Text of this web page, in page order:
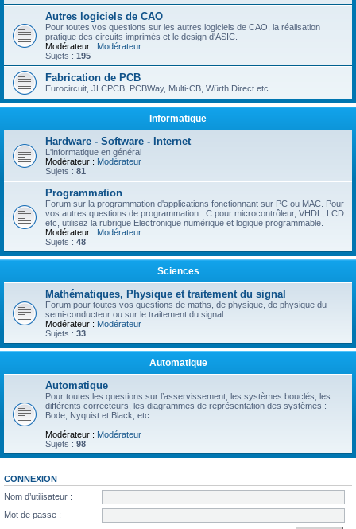
Autres logiciels de CAO
Pour toutes vos questions sur les autres logiciels de CAO, la réalisation
pratique des circuits imprimés et le design d'ASIC.
Modérateur : Modérateur
Sujets : 195
Fabrication de PCB
Eurocircuit, JLCPCB, PCBWay, Multi-CB, Würth Direct etc ...
Informatique
Hardware - Software - Internet
L'informatique en général
Modérateur : Modérateur
Sujets : 81
Programmation
Forum sur la programmation d'applications fonctionnant sur PC ou MAC. Pour
vos autres questions de programmation : C pour microcontrôleur, VHDL, LCD
etc, utilisez la rubrique Electronique numérique et logique programmable.
Modérateur : Modérateur
Sujets : 48
Sciences
Mathématiques, Physique et traitement du signal
Forum pour toutes vos questions de maths, de physique, de physique du
semi-conducteur ou sur le traitement du signal.
Modérateur : Modérateur
Sujets : 33
Automatique
Automatique
Pour toutes les questions sur l’asservissement, les systèmes bouclés, les
différents correcteurs, les diagrammes de représentation des systèmes :
Bode, Nyquist et Black, etc
Modérateur : Modérateur
Sujets : 98
CONNEXION
Nom d’utilisateur :
Mot de passe :